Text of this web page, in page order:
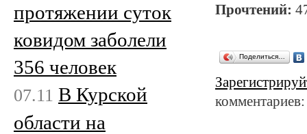
Прочтений:
Поделиться…
протяжении суток
ковидом заболели
356 человек
07.11 В Курской
области на